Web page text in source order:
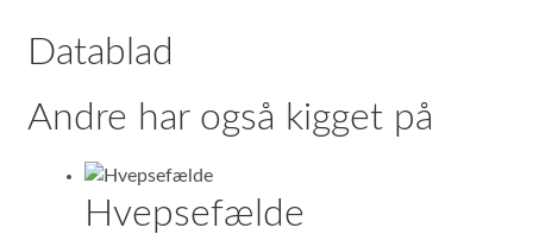
Datablad
Andre har også kigget på
Hvepsefælde